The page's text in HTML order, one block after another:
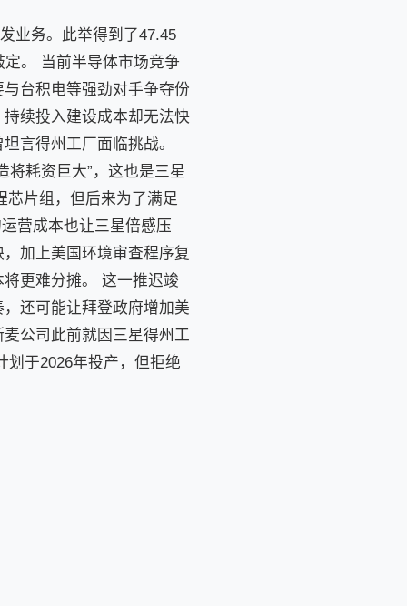
业务。此举得到了47.45
。 当前半导体市场竞争
台积电等强劲对手争夺份
续投入建设成本却无法快
言得州工厂面临挑战。
耗资巨大”，这也是三星
芯片组，但后来为了满足
营成本也让三星倍感压
加上美国环境审查程序复
更难分摊。 这一推迟竣
还可能让拜登政府增加美
公司此前就因三星得州工
划于2026年投产，但拒绝